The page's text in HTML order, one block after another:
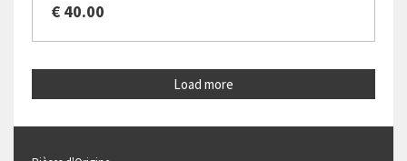
€ 40.00
Load more